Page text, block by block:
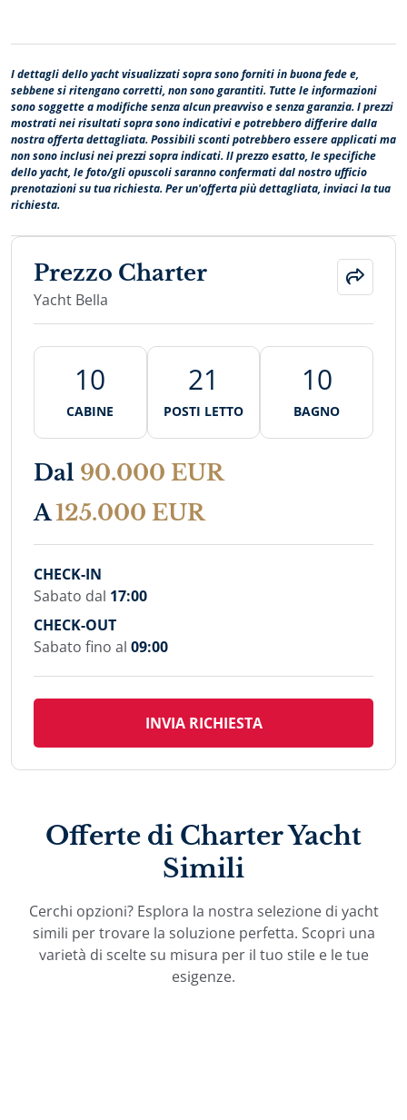
I dettagli dello yacht visualizzati sopra sono forniti in buona fede e,
sebbene si ritengano corretti, non sono garantiti. Tutte le informazioni
sono soggette a modifiche senza alcun preavviso e senza garanzia. I prezzi
mostrati nei risultati sopra sono indicativi e potrebbero differire dalla
nostra offerta dettagliata. Possibili sconti potrebbero essere applicati ma
non sono inclusi nei prezzi sopra indicati. Il prezzo esatto, le specifiche
dello yacht, le foto/gli opuscoli saranno confermati dal nostro ufficio
prenotazioni su tua richiesta. Per un'offerta più dettagliata, inviaci la tua
richiesta.
Prezzo Charter
Yacht Bella
10
CABINE
21
POSTI LETTO
10
BAGNO
Dal 90.000 EUR
A 125.000 EUR
CHECK-IN
Sabato dal 17:00
CHECK-OUT
Sabato fino al 09:00
INVIA RICHIESTA
Offerte di Charter Yacht
Simili
Cerchi opzioni? Esplora la nostra selezione di yacht
simili per trovare la soluzione perfetta. Scopri una
varietà di scelte su misura per il tuo stile e le tue
esigenze.